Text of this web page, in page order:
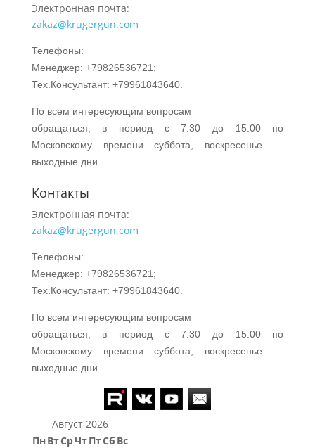
Электронная почта:
zakaz@krugergun.com
Телефоны:
Менеджер: +79826536721;
Тех.Консультант: +79961843640.
По всем интересующим вопросам
обращаться, в период с 7:30 до 15:00 по
Московскому времени суббота, воскресенье —
выходные дни.
Контакты
Электронная почта:
zakaz@krugergun.com
Телефоны:
Менеджер: +79826536721;
Тех.Консультант: +79961843640.
По всем интересующим вопросам
обращаться, в период с 7:30 до 15:00 по
Московскому времени суббота, воскресенье —
выходные дни.
Август 2026
ПнВтСрЧтПтСб Вс